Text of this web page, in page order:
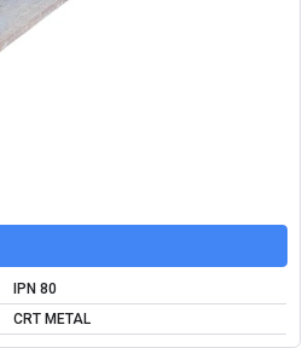
IPN 80
CRT METAL